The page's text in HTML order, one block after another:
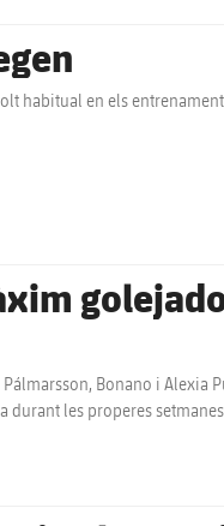
habitual en els
Pálmarsson, Bonano i
durant les properes setmanes